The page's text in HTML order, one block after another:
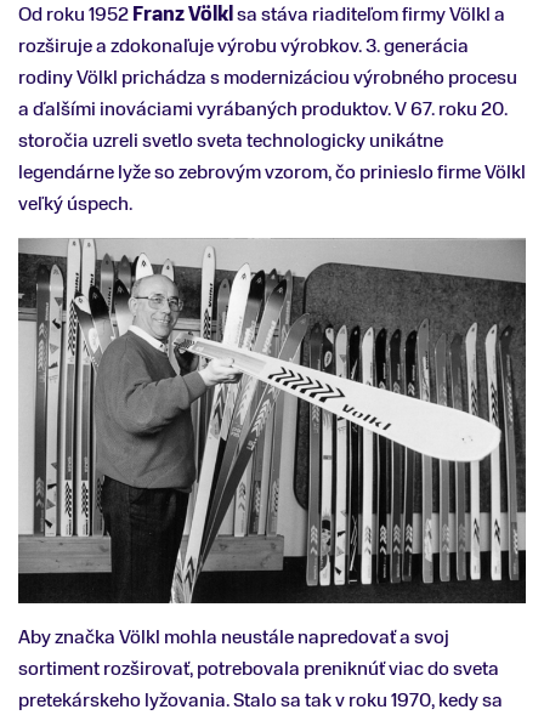
Od roku 1952Franz Völklsa stáva riaditeľom firmy Völkl a
rozširuje a zdokonaľuje výrobu výrobkov. 3. generácia
rodiny Völkl prichádza s modernizáciou výrobného procesu
a ďalšími inováciami vyrábaných produktov. V 67. roku 20.
storočia uzreli svetlo sveta technologicky unikátne
legendárne lyže so zebrovým vzorom, čo prinieslo firme Völkl
veľký úspech.
Aby značka Völkl mohla neustále napredovať a svoj
sortiment rozširovať, potrebovala preniknúť viac do sveta
pretekárskeho lyžovania. Stalo sa tak v roku 1970, kedy sa